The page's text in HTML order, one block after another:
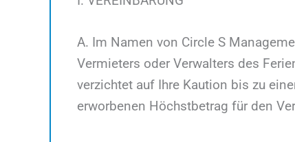
A. Im Namen von Circle S
Vermieters oder Verwalters des
verzichtet auf Ihre Kaution bis zu
erworbenen Höchstbetrag für den